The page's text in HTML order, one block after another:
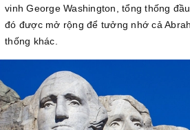
vinh George Washington, tổng thống
đó được mở rộng để tưởng nhớ cả
thống khác.